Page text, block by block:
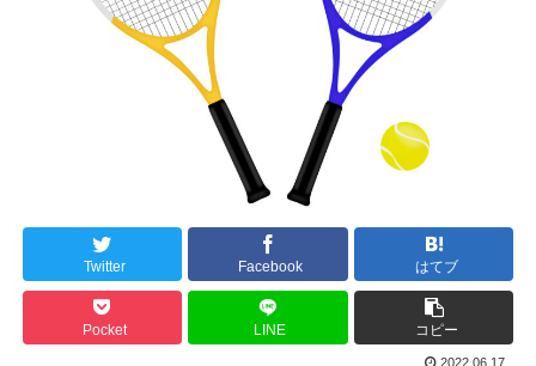
Twitter Facebook はてブ
Pocket LINE コピー
2022.06.17